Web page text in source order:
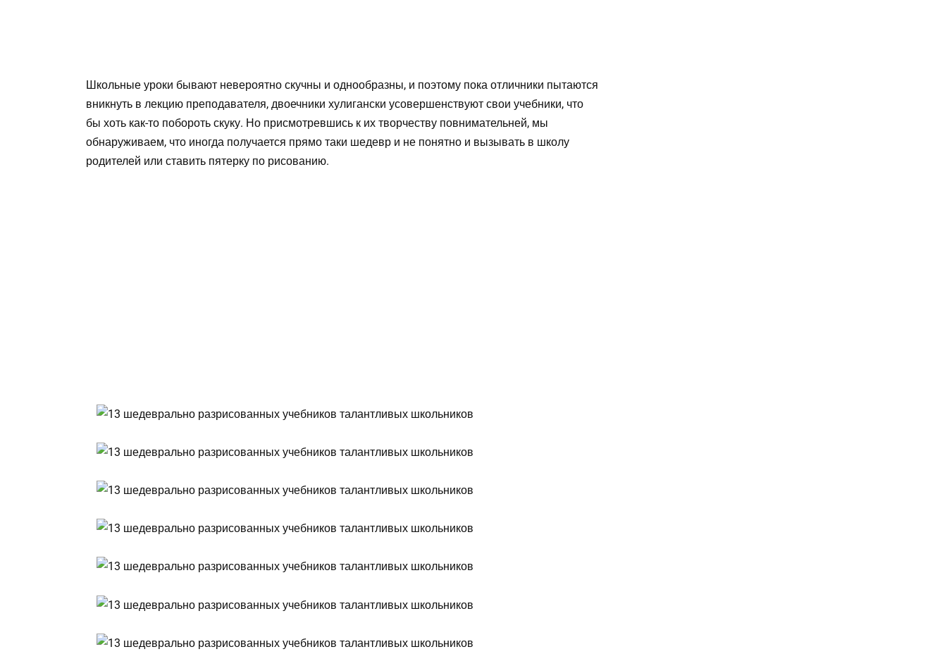
Школьные уроки бывают невероятно скучны и однообразны, и поэтому пока отличники пытаются
вникнуть в лекцию преподавателя, двоечники хулигански усовершенствуют свои учебники, что
бы хоть как-то побороть скуку. Но присмотревшись к их творчеству повнимательней, мы
обнаруживаем, что иногда получается прямо таки шедевр и не понятно и вызывать в школу
родителей или ставить пятерку по рисованию.